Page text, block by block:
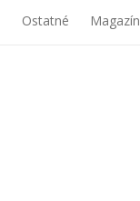
Ostatné Magazín